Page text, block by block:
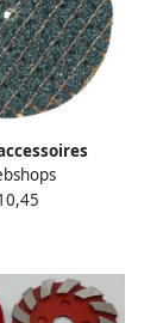
fiberversterkt